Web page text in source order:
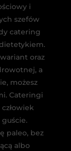
i
szefów
catering
oraz
a
możesz
Cateringi
paleo, bez
albo